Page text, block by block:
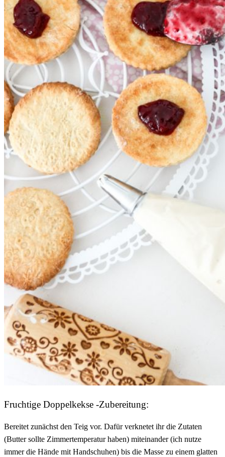
Fruchtige Doppelkekse -Zubereitung:
Bereitet zunächst den Teig vor. Dafür verknetet ihr die Zutaten
(Butter sollte Zimmertemperatur haben) miteinander (ich nutze
immer die Hände mit Handschuhen) bis die Masse zu einem glatten